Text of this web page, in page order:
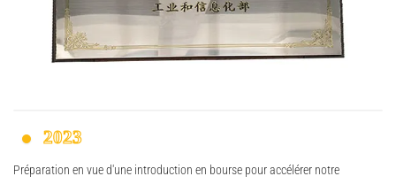
2023
Préparation en vue d'une introduction en bourse pour accélérer notre